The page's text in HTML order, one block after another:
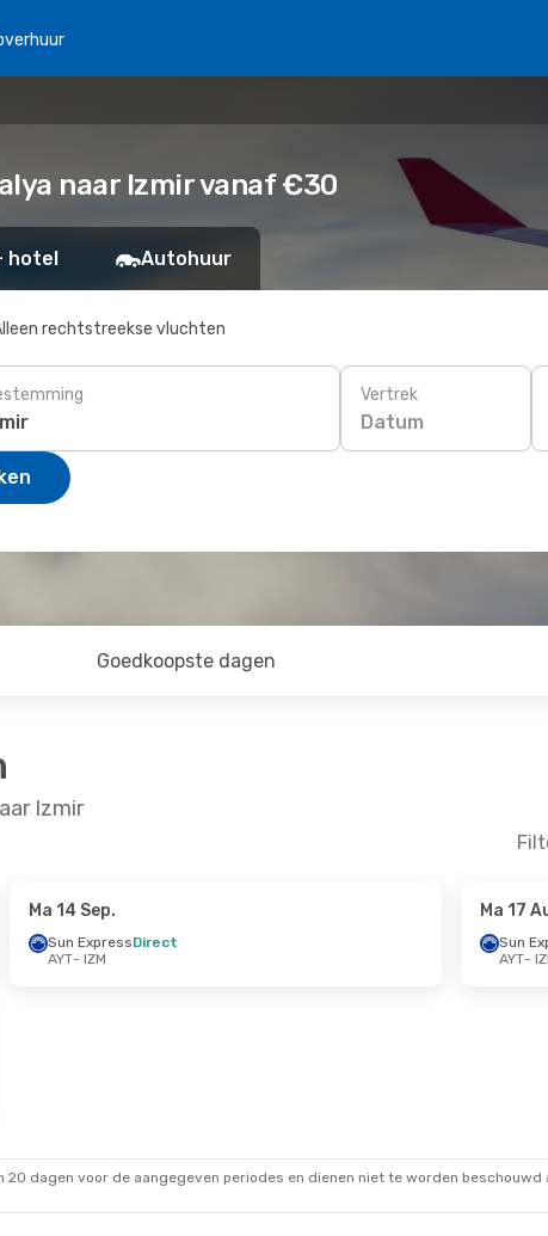
naar Izmir vanaf €30
hotel Autohuur
rechtstreekse vluchten
Vertrek
Datum
Goedkoopste dagen
Izmir
Ma 14 Sep.
Sun ExpressDirect
AYT- IZM
Ma 17
Sun
AYT-
20 dagen voor de aangegeven periodes en dienen niet te worden